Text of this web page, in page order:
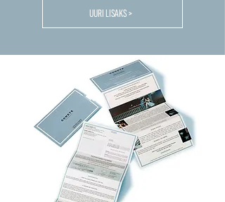
UURI LISAKS >